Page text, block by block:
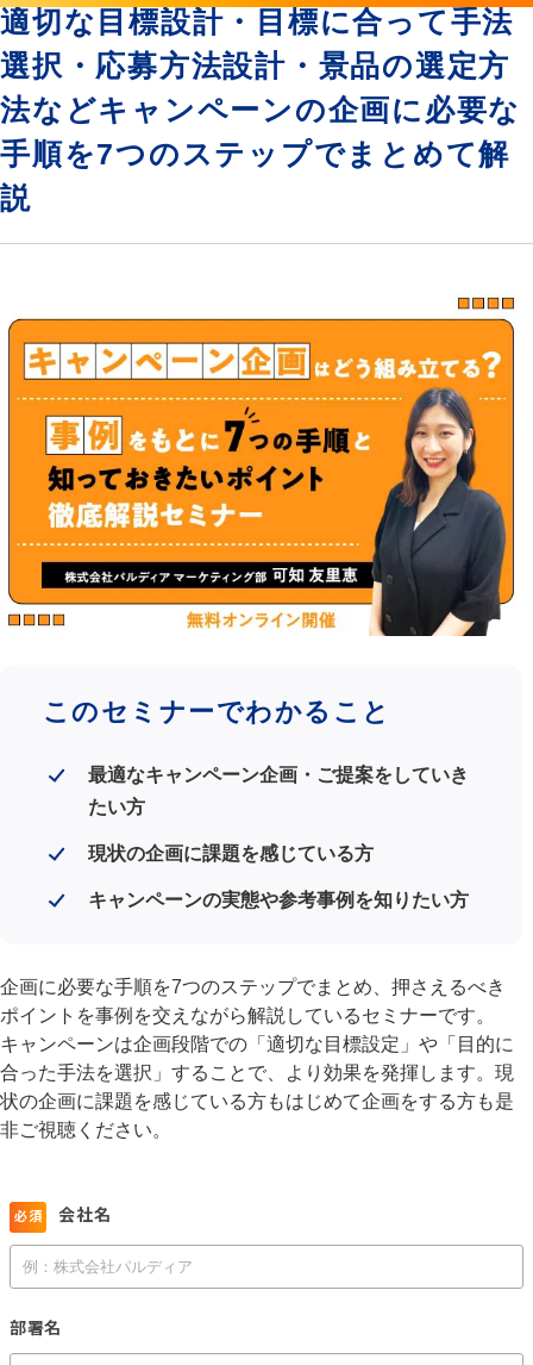
適切な目標設計・目標に合って手法
選択・応募方法設計・景品の選定方
法などキャンペーンの企画に必要な
手順を7つのステップでまとめて解
説
このセミナーでわかること
最適なキャンペーン企画・ご提案をしていき
たい方
現状の企画に課題を感じている方
キャンペーンの実態や参考事例を知りたい方
企画に必要な手順を7つのステップでまとめ、押さえるべき
ポイントを事例を交えながら解説しているセミナーです。
キャンペーンは企画段階での「適切な目標設定」や「目的に
合った手法を選択」することで、より効果を発揮します。現
状の企画に課題を感じている方もはじめて企画をする方も是
非ご視聴ください。